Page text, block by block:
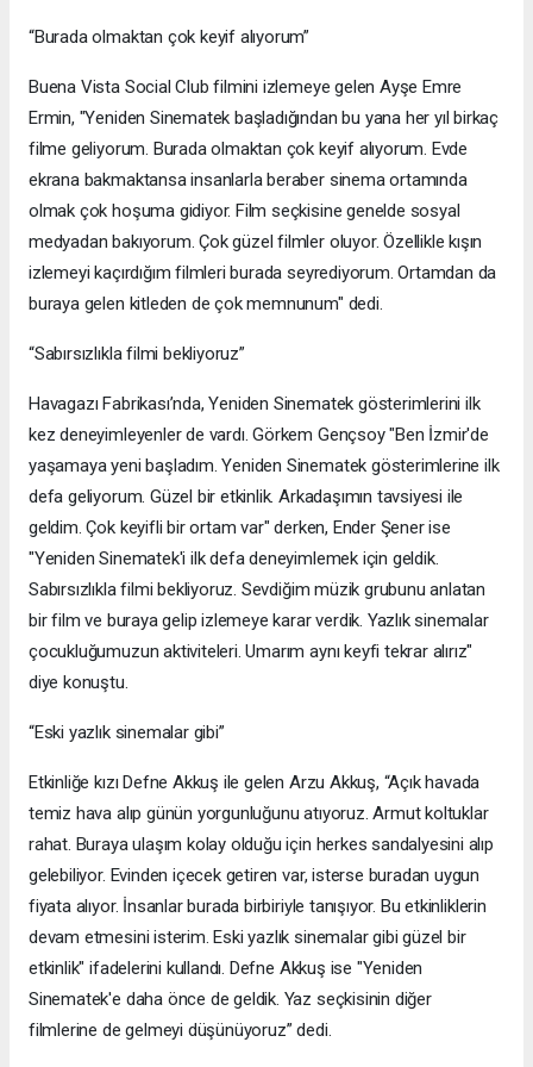
“Burada olmaktan çok keyif alıyorum”
Buena Vista Social Club filmini izlemeye gelen Ayşe Emre
Ermin, "Yeniden Sinematek başladığından bu yana her yıl birkaç
filme geliyorum. Burada olmaktan çok keyif alıyorum. Evde
ekrana bakmaktansa insanlarla beraber sinema ortamında
olmak çok hoşuma gidiyor. Film seçkisine genelde sosyal
medyadan bakıyorum. Çok güzel filmler oluyor. Özellikle kışın
izlemeyi kaçırdığım filmleri burada seyrediyorum. Ortamdan da
buraya gelen kitleden de çok memnunum" dedi.
“Sabırsızlıkla filmi bekliyoruz”
Havagazı Fabrikası’nda, Yeniden Sinematek gösterimlerini ilk
kez deneyimleyenler de vardı. Görkem Gençsoy "Ben İzmir'de
yaşamaya yeni başladım. Yeniden Sinematek gösterimlerine ilk
defa geliyorum. Güzel bir etkinlik. Arkadaşımın tavsiyesi ile
geldim. Çok keyifli bir ortam var" derken, Ender Şener ise
"Yeniden Sinematek'i ilk defa deneyimlemek için geldik.
Sabırsızlıkla filmi bekliyoruz. Sevdiğim müzik grubunu anlatan
bir film ve buraya gelip izlemeye karar verdik. Yazlık sinemalar
çocukluğumuzun aktiviteleri. Umarım aynı keyfi tekrar alırız"
diye konuştu.
“Eski yazlık sinemalar gibi”
Etkinliğe kızı Defne Akkuş ile gelen Arzu Akkuş, “Açık havada
temiz hava alıp günün yorgunluğunu atıyoruz. Armut koltuklar
rahat. Buraya ulaşım kolay olduğu için herkes sandalyesini alıp
gelebiliyor. Evinden içecek getiren var, isterse buradan uygun
fiyata alıyor. İnsanlar burada birbiriyle tanışıyor. Bu etkinliklerin
devam etmesini isterim. Eski yazlık sinemalar gibi güzel bir
etkinlik" ifadelerini kullandı. Defne Akkuş ise "Yeniden
Sinematek'e daha önce de geldik. Yaz seçkisinin diğer
filmlerine de gelmeyi düşünüyoruz” dedi.